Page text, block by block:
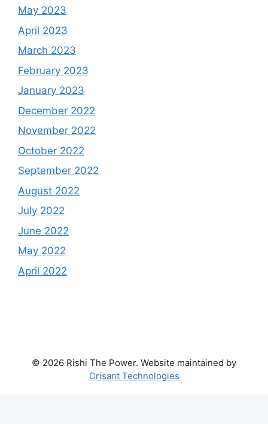
May 2023
April 2023
March 2023
February 2023
January 2023
December 2022
November 2022
October 2022
September 2022
August 2022
July 2022
June 2022
May 2022
April 2022
© 2026 Rishi The Power. Website maintained by
Crisant Technologies